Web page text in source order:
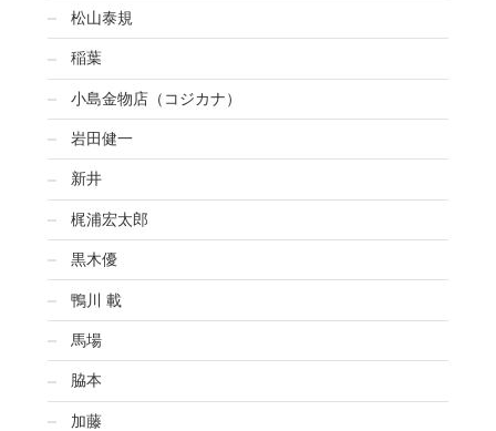
松山泰規
稲葉
小島金物店（コジカナ）
岩田健一
新井
梶浦宏太郎
黒木優
鴨川 載
馬場
脇本
加藤